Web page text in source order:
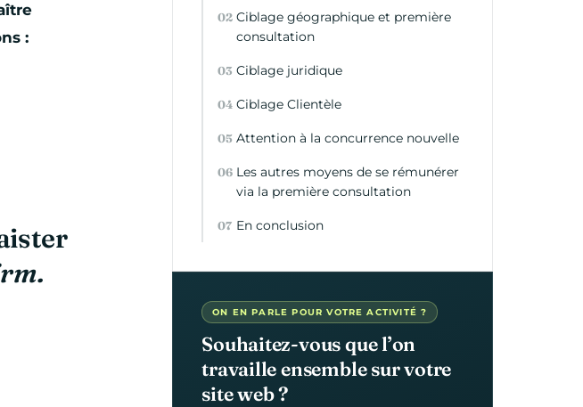
:
Ciblage géographique et première
consultation
Ciblage juridique
Ciblage Clientèle
Attention à la concurrence nouvelle
Les autres moyens de se rémunérer
via la première consultation
En conclusion
ON EN PARLE POUR VOTRE ACTIVITÉ ?
Souhaitez-vous que l’on
travaille ensemble sur votre
site web ?